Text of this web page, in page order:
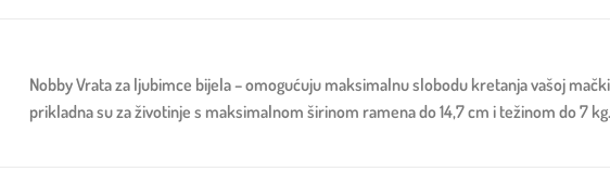
Nobby Vrata za ljubimce bijela – omogućuju maksimalnu slobodu kretanja vašoj
prikladna su za životinje s maksimalnom širinom ramena do 14,7 cm i težinom do 7 kg.